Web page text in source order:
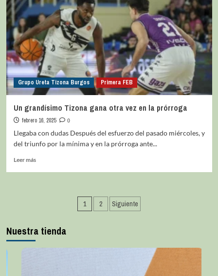
Grupo Ureta Tizona Burgos Primera FEB
Un grandísimo Tizona gana otra vez en la prórroga
febrero 16, 2025
0
Llegaba con dudas Después del esfuerzo del pasado miércoles, y
del triunfo por la mínima y en la prórroga ante...
Leer más
1 2 Siguiente
Nuestra tienda